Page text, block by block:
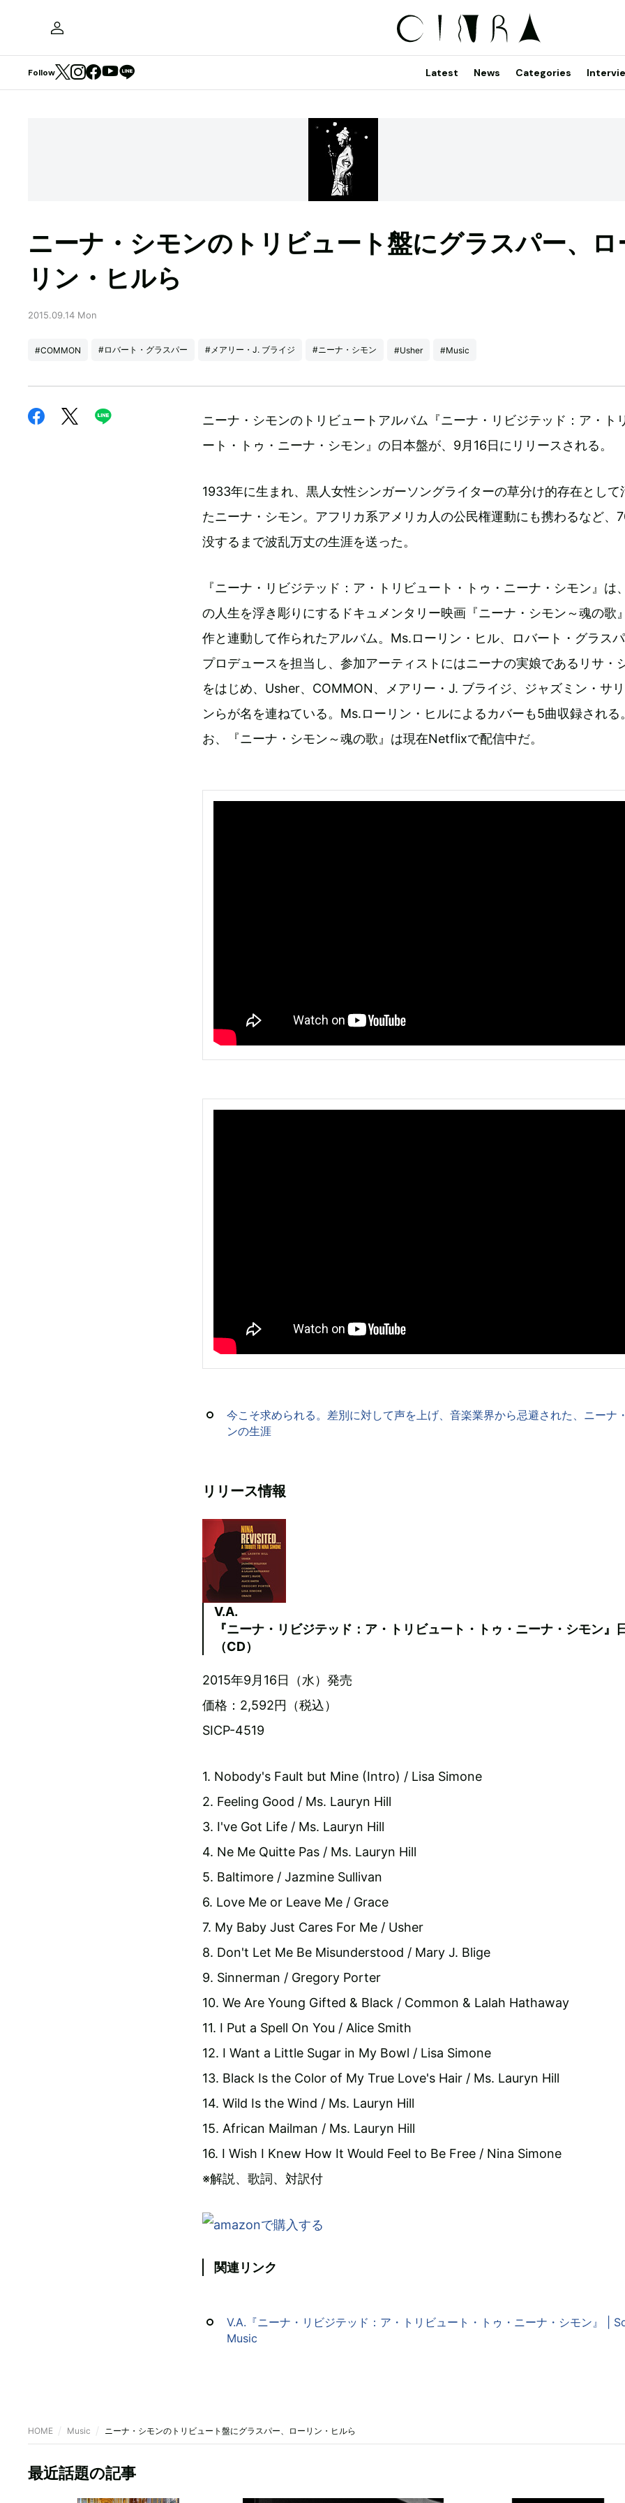
Follow Latest News Categories
ニーナ・シモンのトリビュート盤にグラスパー、ロ
リン・ヒルら
2015.09.14 Mon
#COMMON #ロバート・グラスパー #メアリー・J. ブライジ #ニーナ・シモン #Usher #Music
ニーナ・シモンのトリビュートアルバム『ニーナ・リビジテッド：ア・ト
ート・トゥ・ニーナ・シモン』の日本盤が、9月16日にリリースされる。
1933年に生まれ、黒人女性シンガーソングライターの草分け的存在として
たニーナ・シモン。アフリカ系アメリカ人の公民権運動にも携わるなど、
没するまで波乱万丈の生涯を送った。
『ニーナ・リビジテッド：ア・トリビュート・トゥ・ニーナ・シモン』は
の人生を浮き彫りにするドキュメンタリー映画『ニーナ・シモン～魂の歌
作と連動して作られたアルバム。Ms.ローリン・ヒル、ロバート・グラス
プロデュースを担当し、参加アーティストにはニーナの実娘であるリサ・
をはじめ、Usher、COMMON、メアリー・J. ブライジ、ジャズミン・サ
ンらが名を連ねている。Ms.ローリン・ヒルによるカバーも5曲収録される
お、『ニーナ・シモン～魂の歌』は現在Netflixで配信中だ。
今こそ求められる。差別に対して声を上げ、音楽業界から忌避された、ニーナ
ンの生涯
リリース情報
V.A.
『ニーナ・リビジテッド：ア・トリビュート・トゥ・ニーナ・シモン』
（CD）
2015年9月16日（水）発売
価格：2,592円（税込）
SICP-4519
1. Nobody's Fault but Mine (Intro) / Lisa Simone
2. Feeling Good / Ms. Lauryn Hill
3. I've Got Life / Ms. Lauryn Hill
4. Ne Me Quitte Pas / Ms. Lauryn Hill
5. Baltimore / Jazmine Sullivan
6. Love Me or Leave Me / Grace
7. My Baby Just Cares For Me / Usher
8. Don't Let Me Be Misunderstood / Mary J. Blige
9. Sinnerman / Gregory Porter
10. We Are Young Gifted & Black / Common & Lalah Hathaway
11. I Put a Spell On You / Alice Smith
12. I Want a Little Sugar in My Bowl / Lisa Simone
13. Black Is the Color of My True Love's Hair / Ms. Lauryn Hill
14. Wild Is the Wind / Ms. Lauryn Hill
15. African Mailman / Ms. Lauryn Hill
16. I Wish I Knew How It Would Feel to Be Free / Nina Simone
※解説、歌詞、対訳付
関連リンク
V.A.『ニーナ・リビジテッド：ア・トリビュート・トゥ・ニーナ・シモン』 |
Music
HOME Music ニーナ・シモンのトリビュート盤にグラスパー、ローリン・ヒルら
最近話題の記事